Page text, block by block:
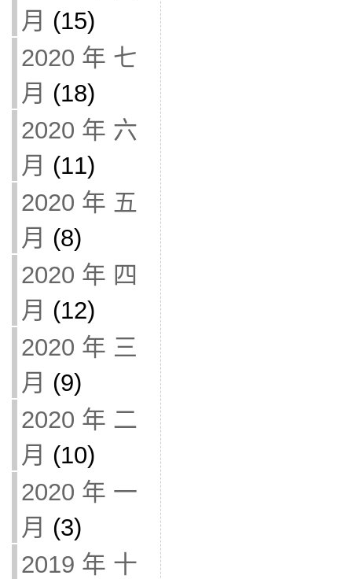
月 (15)
2020 年 七
月 (18)
2020 年 六
月 (11)
2020 年 五
月 (8)
2020 年 四
月 (12)
2020 年 三
月 (9)
2020 年 二
月 (10)
2020 年 一
月 (3)
2019 年 十